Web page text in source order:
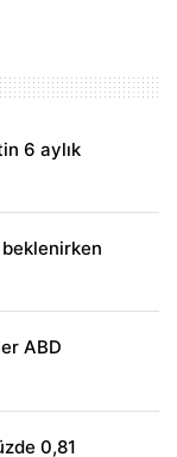
6 aylık
beklenirken
ABD
0,81